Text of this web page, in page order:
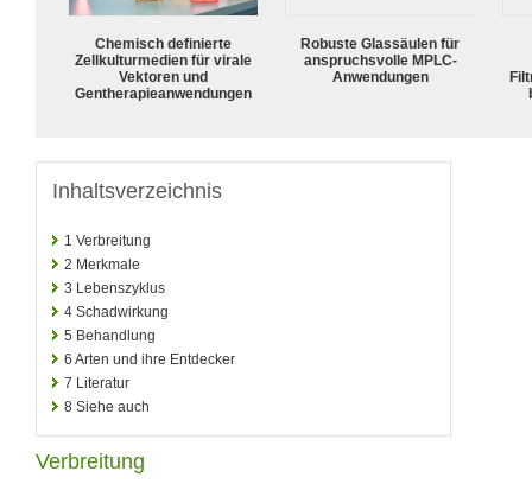
Chemisch definierte
Zellkulturmedien für virale
Vektoren und
Gentherapieanwendungen
Robuste Glassäulen für
anspruchsvolle MPLC-
Anwendungen
Inhaltsverzeichnis
1 Verbreitung
2 Merkmale
3 Lebenszyklus
4 Schadwirkung
5 Behandlung
6 Arten und ihre Entdecker
7 Literatur
8 Siehe auch
Verbreitung